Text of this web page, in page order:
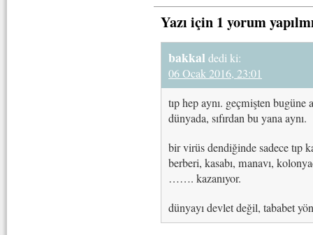
Yazı için 1 yorum
bakkal dedi ki:
06 Ocak 2016, 23:01
tıp hep aynı. geçmişten bugüne
dünyada, sıfırdan bu yana aynı.
bir virüs dendiğinde sadece tıp
berberi, kasabı, manavı,
……. kazanıyor.
dünyayı devlet değil, tababet